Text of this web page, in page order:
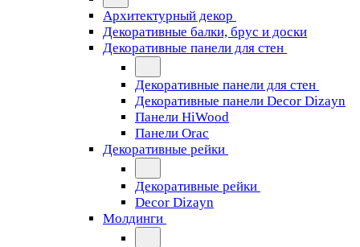
Архитектурный декор
Декоративные балки, брус и доски
Декоративные панели для стен
Декоративные панели для стен
Декоративные панели Decor Dizayn
Панели HiWood
Панели Orac
Декоративные рейки
Декоративные рейки
Decor Dizayn
Молдинги